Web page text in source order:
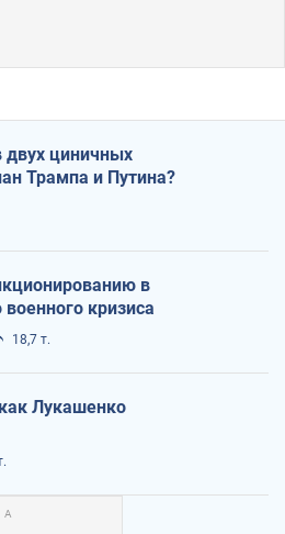
двух циничных
Трампа и Путина?
в
кризиса
18,7 т.
Лукашенко